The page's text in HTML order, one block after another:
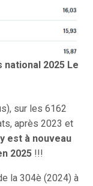
2025 Le
sur les 6162
après 2023 et
est à nouveau
2025 !!!
la 304è (2024) à